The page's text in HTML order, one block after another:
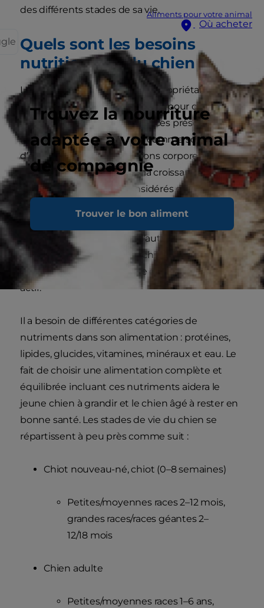
Aliments pour votre animal
Où acheter
Trouvez la nourriture
adaptée à votre animal
de compagnie
Trouver le bon aliment
des différents stades de sa vie.
Quels sont les besoins
nutritionnels du chien ?
Le chien adore jouer avec ses propriétaires et
explorer, et il a besoin d’énergie pour cela ! Les
nutriments sont des substances présentes dans
les aliments et sont utilisés comme source
d’énergie et pour les fonctions corporelles
vitales. Ils sont essentiels à la croissance du
chien et peuvent être considérés comme des
état de santé optimal. Tout comme une voiture
a besoin de carburant (et d’autres types
d’entretien) pour rouler, le chien a lui aussi
besoin d’aliments pour être en bonne santé et
actif.
Il a besoin de différentes catégories de
nutriments dans son alimentation : protéines,
lipides, glucides, vitamines, minéraux et eau. Le
fait de choisir une alimentation complète et
équilibrée incluant ces nutriments aidera le
jeune chien à grandir et le chien âgé à rester en
bonne santé. Les stades de vie du chien se
répartissent à peu près comme suit :
Chiot nouveau-né, chiot (0–8 semaines)
Petites/moyennes races 2–12 mois,
grandes races/races géantes 2–
12/18 mois
Chien adulte
Petites/moyennes races 1–6 ans,